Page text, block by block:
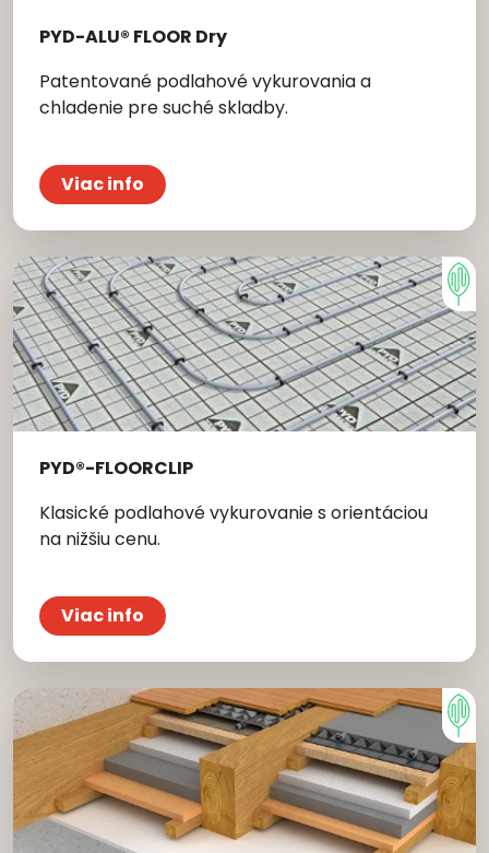
PYD-ALU® FLOOR Dry
Patentované podlahové vykurovania a
chladenie pre suché skladby.
Viac info
PYD®-FLOORCLIP
Klasické podlahové vykurovanie s orientáciou
na nižšiu cenu.
Viac info